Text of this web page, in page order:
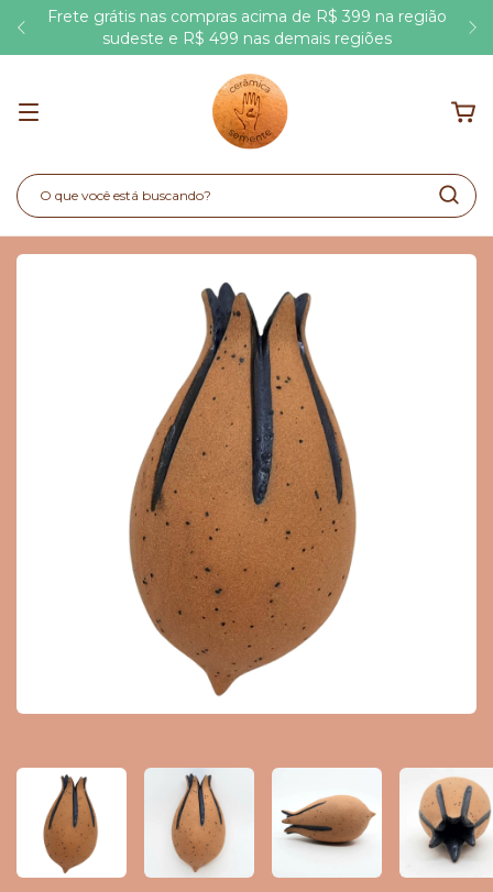
Frete grátis nas compras acima de R$ 399 na região
sudeste e R$ 499 nas demais regiões